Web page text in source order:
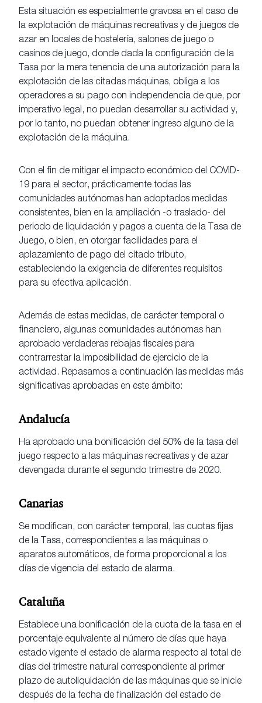
Esta situación es especialmente gravosa en el caso de
la explotación de máquinas recreativas y de juegos de
azar en locales de hostelería, salones de juego o
casinos de juego, donde dada la configuración de la
Tasa por la mera tenencia de una autorización para la
explotación de las citadas máquinas, obliga a los
operadores a su pago con independencia de que, por
imperativo legal, no puedan desarrollar su actividad y,
por lo tanto, no puedan obtener ingreso alguno de la
explotación de la máquina.
Con el fin de mitigar el impacto económico del COVID-
19 para el sector, prácticamente todas las
comunidades autónomas han adoptados medidas
consistentes, bien en la ampliación -o traslado- del
periodo de liquidación y pagos a cuenta de la Tasa de
Juego, o bien, en otorgar facilidades para el
aplazamiento de pago del citado tributo,
estableciendo la exigencia de diferentes requisitos
para su efectiva aplicación.
Además de estas medidas, de carácter temporal o
financiero, algunas comunidades autónomas han
aprobado verdaderas rebajas fiscales para
contrarrestar la imposibilidad de ejercicio de la
actividad. Repasamos a continuación las medidas más
significativas aprobadas en este ámbito:
Andalucía
Ha aprobado una bonificación del 50% de la tasa del
juego respecto a las máquinas recreativas y de azar
devengada durante el segundo trimestre de 2020.
Canarias
Se modifican, con carácter temporal, las cuotas fijas
de la Tasa, correspondientes a las máquinas o
aparatos automáticos, de forma proporcional a los
días de vigencia del estado de alarma.
Cataluña
Establece una bonificación de la cuota de la tasa en el
porcentaje equivalente al número de días que haya
estado vigente el estado de alarma respecto al total de
días del trimestre natural correspondiente al primer
plazo de autoliquidación de las máquinas que se inicie
después de la fecha de finalización del estado de